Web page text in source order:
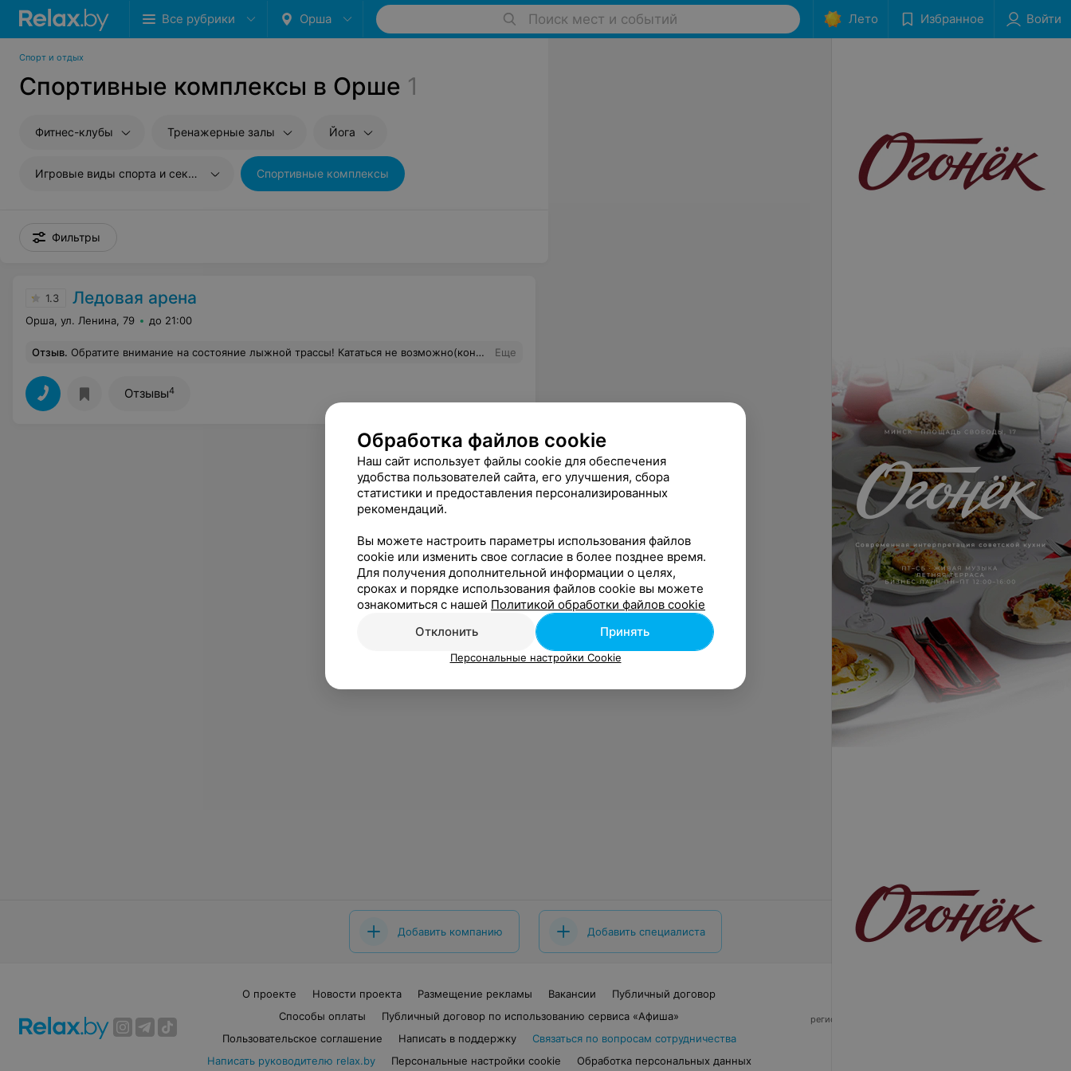
Все рубрики Орша Поиск мест и событий Лето Избранное Войти
Спорт и отдых
Спортивные комплексы в Орше 1
Фитнес-клубы Тренажерные залы Йога
Игровые виды спорта и секции Спортивные комплексы
Фильтры
1.3 Ледовая арена
Орша, ул. Ленина, 79 до 21:00
Отзыв. Обратите внимание на состояние лыжной трассы! Кататься не возможно(коньковым стилем)! Необходимо её привести в надлежащее состояние. Еще
Отзывы4
Добавить компанию Добавить специалиста
О проекте Новости проекта Размещение рекламы Вакансии
Публичный договор
Способы оплаты
Публичный договор по использованию сервиса «Афиша»
Пользовательское соглашение
Написать в поддержку
Связаться по вопросам сотрудничества
Написать руководителю relax.by
Персональные настройки cookie Обработка персональных данных
регистрирующий орган - Минский горисполком
Обработка файлов cookie
Наш сайт использует файлы cookie для обеспечения
удобства пользователей сайта, его улучшения, сбора
статистики и предоставления персонализированных
рекомендаций.
Вы можете настроить параметры использования файлов
cookie или изменить свое согласие в более позднее время.
Для получения дополнительной информации о целях,
сроках и порядке использования файлов cookie вы можете
ознакомиться с нашей Политикой обработки файлов cookie
Отклонить
Принять
Персональные настройки Cookie